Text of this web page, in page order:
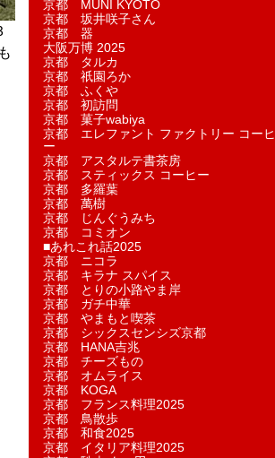
京都 MUNI KYOTO
京都 坂井咲子さん
京都 器
大阪万博 2025
京都 タルカ
京都 祇園ろか
京都 ふくや
京都 初訪問
京都 菓子wabiya
京都 エレファント ファクトリー コーヒ
ー
京都 アスタルテ書茶房
京都 スティックス コーヒー
京都 多羅葉
京都 萬樹
京都 じんぐうみち
京都 コミオン
■あれこれ話2025
京都 ニコラ
京都 キラナ スパイス
京都 とりの小路やま岸
京都 ガチ中華
京都 やまもと喫茶
京都 シックスセンシズ京都
京都 HANA吉兆
京都 チーズもの
京都 オムライス
京都 KOGA
京都 フランス料理2025
京都 鳥散歩
京都 和食2025
京都 イタリア料理2025